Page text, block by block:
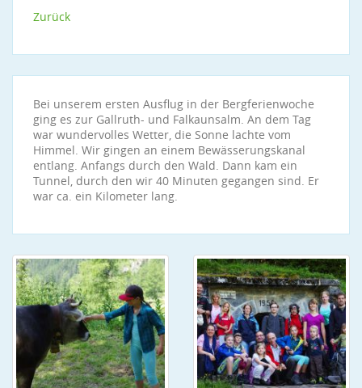
Zurück
Bei unserem ersten Ausflug in der Bergferienwoche
ging es zur Gallruth- und Falkaunsalm. An dem Tag
war wundervolles Wetter, die Sonne lachte vom
Himmel. Wir gingen an einem Bewässerungskanal
entlang. Anfangs durch den Wald. Dann kam ein
Tunnel, durch den wir 40 Minuten gegangen sind. Er
war ca. ein Kilometer lang.